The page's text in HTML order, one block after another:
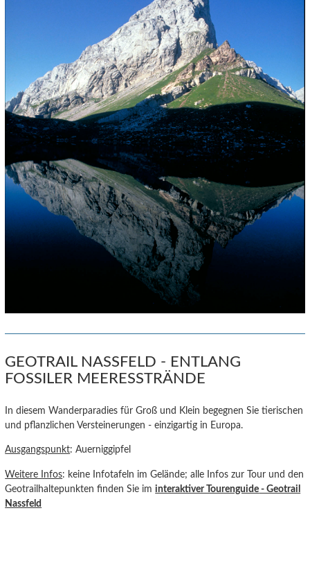
GEOTRAIL NASSFELD - ENTLANG
FOSSILER MEERESSTRÄNDE
In diesem Wanderparadies für Groß und Klein begegnen Sie tierischen
und pflanzlichen Versteinerungen - einzigartig in Europa.
Ausgangspunkt: Auerniggipfel
Weitere Infos: keine Infotafeln im Gelände; alle Infos zur Tour und den
Geotrailhaltepunkten finden Sie iminteraktiver Tourenguide - Geotrail
Nassfeld